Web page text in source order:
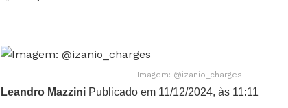
Imagem: @izanio_charges
Leandro Mazzini Publicado em 11/12/2024, às 11:11